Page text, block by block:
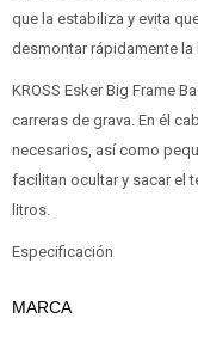
que la estabiliza y evita
desmontar rápidamente
KROSS Esker Big Frame
carreras de grava. En él
necesarios, así como
facilitan ocultar y sacar el
litros.
Especificación
MARCA